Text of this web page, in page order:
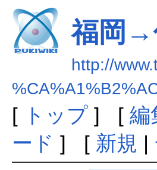
福岡→
http://
[ トップ] [ 編
ード ] [ 新規 |